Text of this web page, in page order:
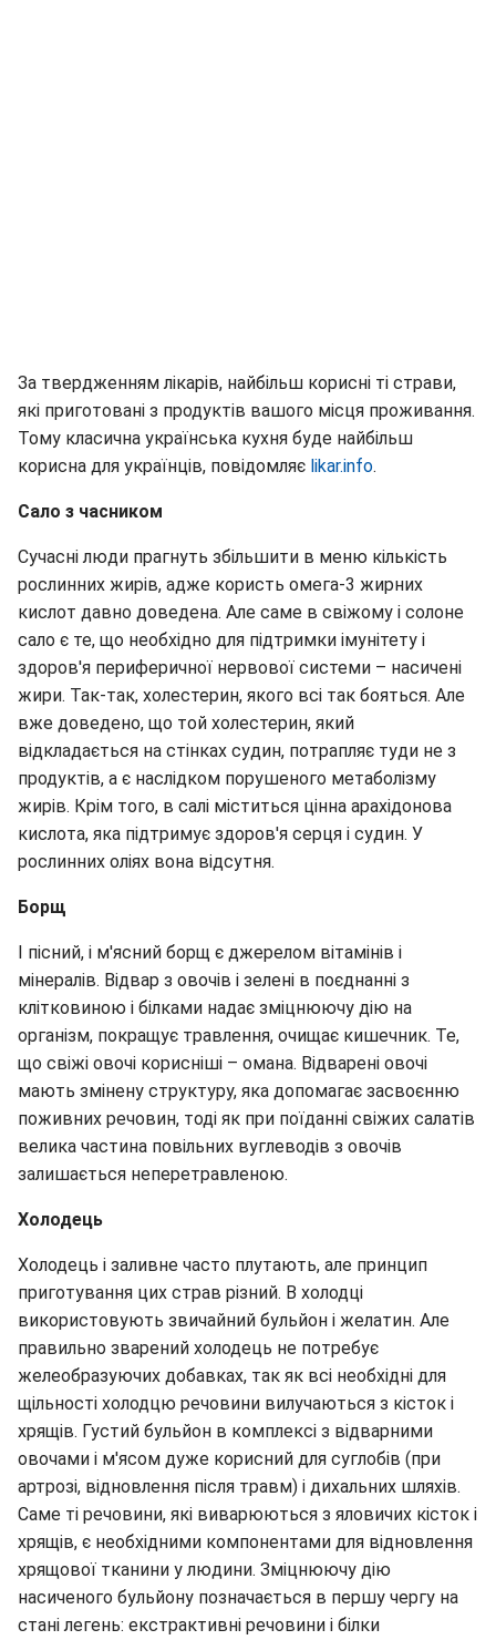
За твердженням лікарів, найбільш корисні ті страви,
які приготовані з продуктів вашого місця проживання.
Тому класична українська кухня буде найбільш
корисна для українців, повідомляє likar.info.
Сало з часником
Сучасні люди прагнуть збільшити в меню кількість
рослинних жирів, адже користь омега-3 жирних
кислот давно доведена. Але саме в свіжому і солоне
сало є те, що необхідно для підтримки імунітету і
здоров'я периферичної нервової системи – насичені
жири. Так-так, холестерин, якого всі так бояться. Але
вже доведено, що той холестерин, який
відкладається на стінках судин, потрапляє туди не з
продуктів, а є наслідком порушеного метаболізму
жирів. Крім того, в салі міститься цінна арахідонова
кислота, яка підтримує здоров'я серця і судин. У
рослинних оліях вона відсутня.
Борщ
І пісний, і м'ясний борщ є джерелом вітамінів і
мінералів. Відвар з овочів і зелені в поєднанні з
клітковиною і білками надає зміцнюючу дію на
організм, покращує травлення, очищає кишечник. Те,
що свіжі овочі корисніші – омана. Відварені овочі
мають змінену структуру, яка допомагає засвоєнню
поживних речовин, тоді як при поїданні свіжих салатів
велика частина повільних вуглеводів з овочів
залишається неперетравленою.
Холодець
Холодець і заливне часто плутають, але принцип
приготування цих страв різний. В холодці
використовують звичайний бульйон і желатин. Але
правильно зварений холодець не потребує
желеобразуючих добавках, так як всі необхідні для
щільності холодцю речовини вилучаються з кісток і
хрящів. Густий бульйон в комплексі з відварними
овочами і м'ясом дуже корисний для суглобів (при
артрозі, відновлення після травм) і дихальних шляхів.
Саме ті речовини, які виварюються з яловичих кісток і
хрящів, є необхідними компонентами для відновлення
хрящової тканини у людини. Зміцнюючу дію
насиченого бульйону позначається в першу чергу на
стані легень: екстрактивні речовини і білки